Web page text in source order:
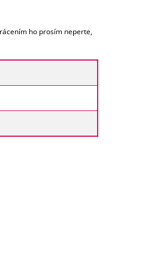
ho prosím neperte,